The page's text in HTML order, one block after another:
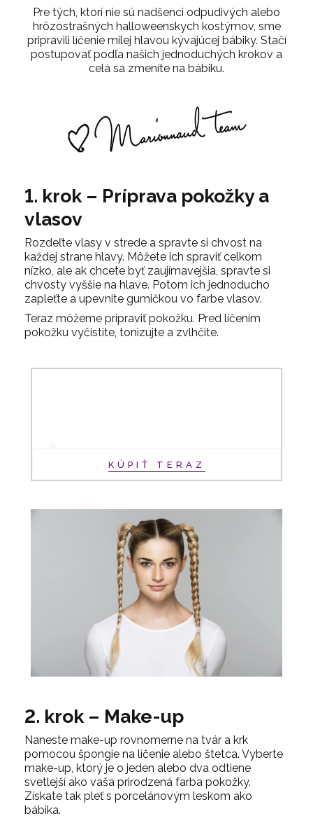
Pre tých, ktorí nie sú nadšenci odpudivých alebo
hrôzostrašných halloweenskych kostýmov, sme
pripravili líčenie milej hlavou kývajúcej bábiky. Stačí
postupovať podľa našich jednoduchých krokov a
celá sa zmeníte na bábiku.
1. krok – Príprava pokožky a
vlasov
Rozdeľte vlasy v strede a spravte si chvost na
každej strane hlavy. Môžete ich spraviť celkom
nízko, ale ak chcete byť zaujímavejšia, spravte si
chvosty vyššie na hlave. Potom ich jednoducho
zapleťte a upevnite gumičkou vo farbe vlasov.
Teraz môžeme pripraviť pokožku. Pred líčením
pokožku vyčistite, tonizujte a zvlhčite.
KÚPIŤ TERAZ
2. krok – Make-up
Naneste make-up rovnomerne na tvár a krk
pomocou špongie na líčenie alebo štetca. Vyberte
make-up, ktorý je o jeden alebo dva odtiene
svetlejší ako vaša prirodzená farba pokožky.
Získate tak pleť s porcelánovým leskom ako
bábika.